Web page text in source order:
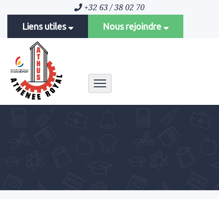
+32 63 / 38 02 70
Liens utiles Nous rejoindre
Toggle navigation